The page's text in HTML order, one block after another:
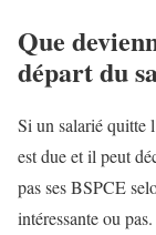
Que
départ du
Si un salarié quitte
est due et il peut
pas ses BSPCE
intéressante ou